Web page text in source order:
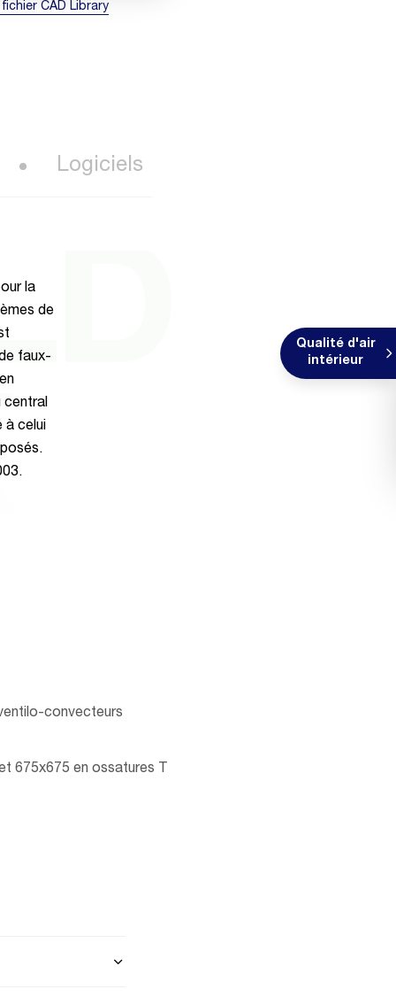
Qualité d'air
intérieur
CAD Library
Logiciels
+
la
de
faux-
central
à celui
convecteurs
675x675 en ossatures T